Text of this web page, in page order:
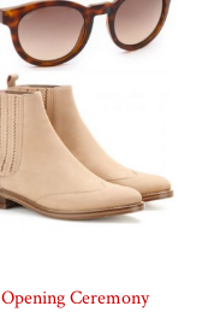
Opening Ceremony